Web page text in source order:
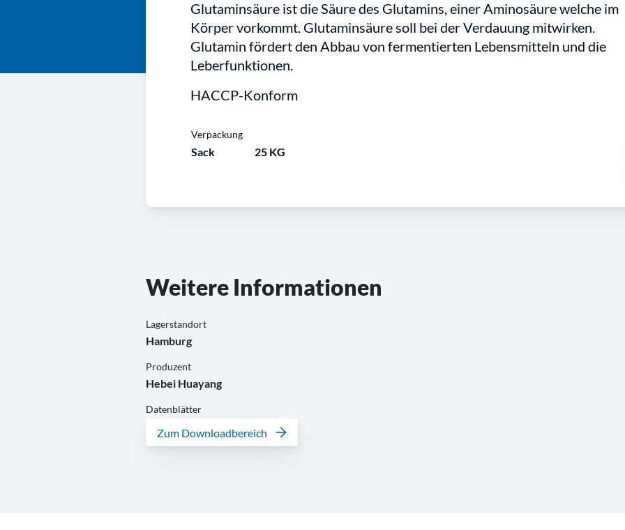
Glutaminsäure ist die Säure des Glutamins, einer Aminosäure welche im
Körper vorkommt. Glutaminsäure soll bei der Verdauung mitwirken.
Glutamin fördert den Abbau von fermentierten Lebensmitteln und die
Leberfunktionen.
HACCP-Konform
Verpackung
Sack 25 KG
Weitere Informationen
Lagerstandort
Hamburg
Produzent
Hebei Huayang
Datenblätter
Zum Downloadbereich